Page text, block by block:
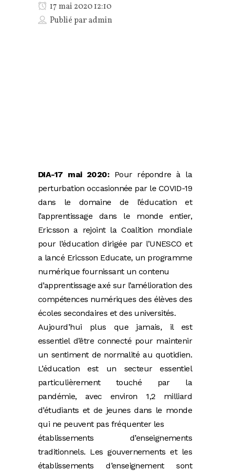
17 mai 2020 12:10
Publié paradmin
DIA-17 mai 2020: Pour répondre à la
perturbation occasionnée par le COVID-19
dans le domaine de l’éducation et
l’apprentissage dans le monde entier,
Ericsson a rejoint la Coalition mondiale
pour l’éducation dirigée par l’UNESCO et
a lancé Ericsson Educate, un programme
numérique fournissant un contenu
d’apprentissage axé sur l’amélioration des
compétences numériques des élèves des
écoles secondaires et des universités.
Aujourd’hui plus que jamais, il est
essentiel d’être connecté pour maintenir
un sentiment de normalité au quotidien.
L’éducation est un secteur essentiel
particulièrement touché par la
pandémie, avec environ 1,2 milliard
d’étudiants et de jeunes dans le monde
qui ne peuvent pas fréquenter les
établissements d’enseignements
traditionnels. Les gouvernements et les
établissements d’enseignement sont